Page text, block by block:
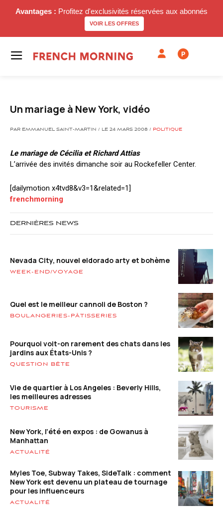
Avantages : Profitez d'exclusivités réservées aux abonnés
VOIR LES OFFRES
P
Un mariage à New York, vidéo
PAR EMMANUEL SAINT-MARTIN / LE 24 MARS 2008 / POLITIQUE
Le mariage de Cécilia et Richard Attias
L’arrivée des invités dimanche soir au Rockefeller Center.
[dailymotion x4tvd8&v3=1&related=1]
frenchmorning
DERNIÈRES NEWS
Nevada City, nouvel eldorado arty et bohème
WEEK-END/VOYAGE
Quel est le meilleur cannoli de Boston ?
BOULANGERIES-PÂTISSERIES
Pourquoi voit-on rarement des chats dans les
jardins aux États-Unis ?
QUESTION BÊTE
Vie de quartier à Los Angeles : Beverly Hills,
les meilleures adresses
TOURISME
New York, l’été en expos : de Gowanus à
Manhattan
ACTUALITÉ
Myles Toe, Subway Takes, SideTalk : comment
New York est devenu un plateau de tournage
pour les influenceurs
ACTUALITÉ